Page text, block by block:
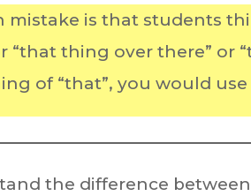
mistake is that students
“that thing over there” or
of “that”, you would use
the difference